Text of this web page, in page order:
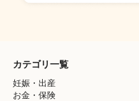
カテゴリ一覧
妊娠・出産
お金・保険